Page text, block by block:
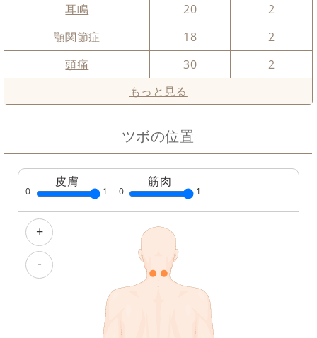
耳鳴
20
2
顎関節症
18
2
頭痛
30
2
もっと見る
ツボの位置
皮膚 筋肉